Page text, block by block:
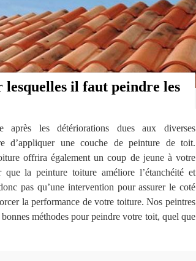
lesquelles il faut peindre les
après les détériorations dues aux diverses
d’appliquer une couche de peinture de toit.
offrira également un coup de jeune à votre
la peinture toiture améliore l’étanchéité et
pas qu’une intervention pour assurer le coté
la performance de votre toiture. Nos peintres
méthodes pour peindre votre toit, quel que